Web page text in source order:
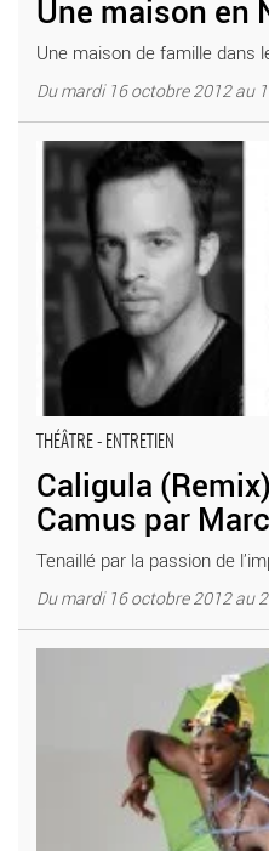
Une maison en
Une maison de famille dans
Du mardi 16 octobre 2012 au
THÉÂTRE - ENTRETIEN
Caligula
Camus par
Tenaillé par la passion de
Du mardi 16 octobre 2012 au
Caligula (Remix)d’après
sortie Théâtre Créteil Maison
Beauty remained for just a
starting position - Critique